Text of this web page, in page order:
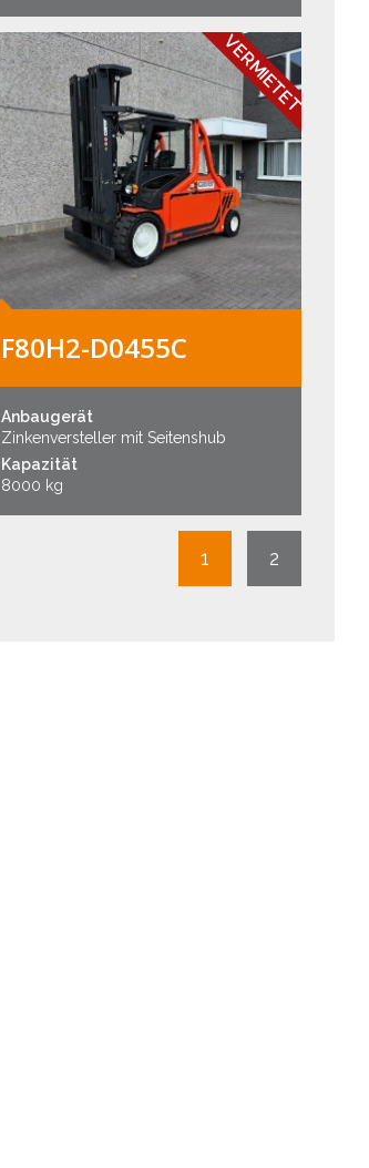
VERMIETET
F80H2-D0455C
Anbaugerät
Zinkenversteller mit Seitenshub
Kapazität
8000 kg
1 2